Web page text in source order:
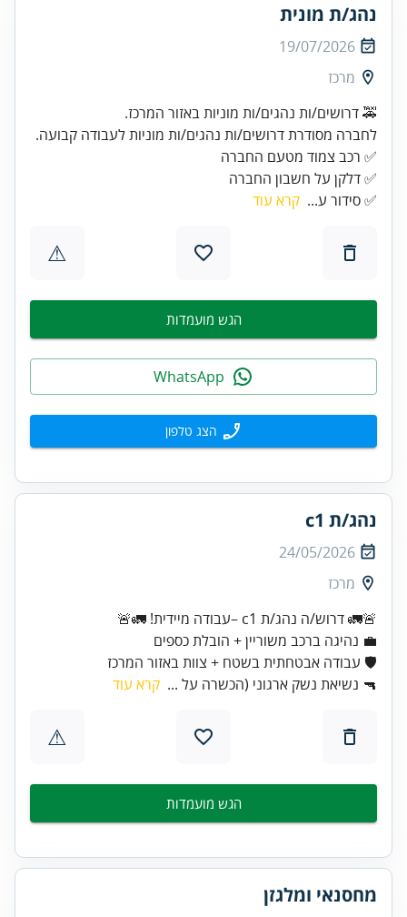
נהג/ת מונית
19/07/2026
מרכז
🚕 דרושים/ות נהגים/ות מוניות באזור המרכז.
לחברה מסודרת דרושים/ות נהגים/ות מוניות לעבודה קבועה.
✅ דלקן על חשבון החברה
✅ סידור ע... קרא עוד
⚠
הגש מועמדות
הצג טלפון
נהג/ת c1
24/05/2026
מרכז
🚨🚛 דרוש/ה נהג/ת c1 –עבודה מיידית! 🚛🚨
🛡️ עבודה אבטחתית בשטח + צוות באזור המרכז
🔫 נשיאת נשק ארגוני (הכשרה על ... קרא עוד
⚠
הגש מועמדות
מחסנאי ומלגזן